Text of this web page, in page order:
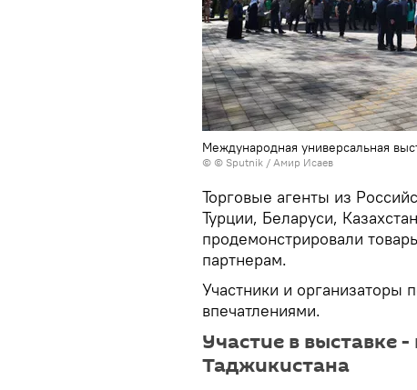
Международная универсальная
© © Sputnik / Амир Исаев
Торговые агенты из
Турции, Беларуси,
продемонстрировали
партнерам.
Участники и организаторы
впечатлениями.
Участие в выставке
Таджикистана